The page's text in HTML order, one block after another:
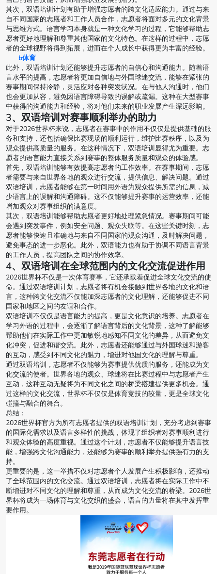
其次，双语培训计划有助于增强志愿者的跨文化适应能力。通过与来
自不同国家的志愿者和工作人员合作，志愿者将面对多元的文化背景
与思维方式。语言学习本身就是一种文化学习的过程，它能够帮助志
愿者更好地理解和尊重其他国家的文化特色。在这样的过程中，志愿
者的全球视野将得到拓展，进而在个人成长中获得更为丰富的经验。
b体育
此外，双语培训计划还能够提升志愿者的自信心和沟通能力。随着语
言水平的提高，志愿者将更加自信地与外国球迷交流，能够在紧张的
赛事期间保持冷静，灵活应对各种突发状况。在与他人沟通时，他们
也会更加从容，避免因语言障碍导致的误解或疏漏。这种在大型赛事
中获得的沟通能力和经验，将对他们未来的职业发展产生深远影响。
3、双语培训对赛事顺利举办的助力
对于2026世界杯来说，志愿者在赛事中的作用不仅仅是提供基础的服
务和支持，还包括确保比赛现场的顺利运行，维护比赛秩序，以及为
观众提供高质量的服务。在这种情况下，双语培训显得尤为重要。志
愿者的语言能力直接关系到赛事的整体服务质量和观众的体验感。
首先，双语培训能够有效提高志愿者的工作效率。在赛事期间，志愿
者需要与来自世界各地的观众进行交流，提供信息、解决问题。通过
双语培训，志愿者能够在第一时间用外语为观众提供所需的信息，减
少语言上的误解和沟通障碍。这不仅能够提升赛事的运营效率，还能
增加观众对赛事组织的满意度。
其次，双语培训能够帮助志愿者更好地处理紧急情况。赛事期间可能
会遇到突发事件，例如安全问题、观众失联等。在这些关键时刻，志
愿者能够快速且准确地与来自不同国家的观众沟通，及时解决问题，
避免事态的进一步恶化。此外，双语能力也有助于协调不同语言背景
的工作人员，提高团队之间的协作效率。
4、双语培训在全球范围内的文化交流促进作用
2026世界杯不仅是一次体育赛事，它还承载着促进全球文化交流的使
命。通过双语培训计划，志愿者将有机会接触到世界各地的文化和语
言，这种跨文化交流不仅能加深志愿者的文化理解，还能够促进不同
国家和地区之间的友谊和合作。
双语培训不仅仅是语言能力的提高，更是文化意识的培养。志愿者在
学习外语的过程中，会逐渐了解语言背后的文化背景，这种了解能够
帮助他们在实际工作中更加敏锐地感知不同文化的差异，从而避免文
化冲突，促进和谐交流。此外，志愿者还能够通过与外国球迷和游客
的互动，感受到不同文化的魅力，增进对他国文化的理解与尊重。
通过双语培训，志愿者不仅能够为赛事提供优质的服务，还能成为文
化交流的使者。世界各地的观众、球迷将在比赛过程中与志愿者产生
互动，这种互动无疑将为不同文化之间的桥梁搭建提供更多机会。通
过这样的文化交流，世界杯不仅仅是体育竞技的较量，更是全球文化
碰撞与融合的舞台。
总结：
2026世界杯官方为所有志愿者提供的双语培训计划，充分考虑到赛事
的国际化需求以及语言多样性的挑战，体现了组织者对赛事顺利进行
和观众体验的高度重视。通过这个计划，志愿者不仅能够提升语言技
能，增强跨文化沟通能力，还能够为赛事的顺利举办提供强有力的支
持。
更重要的是，这一举措不仅对志愿者个人发展产生积极影响，还推动
了全球范围内的文化交流。通过双语培训，志愿者将在实际工作中不
断增进对不同文化的理解和尊重，从而成为文化交流的桥梁。2026世
界杯将成为一场体育与文化交织的盛会，语言的力量将在其中发挥重
要作用。